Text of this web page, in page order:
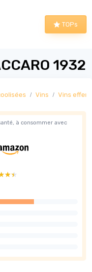
TOPs
1932
Vins Vins
à consommer avec